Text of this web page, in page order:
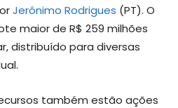
Jerônimo Rodrigues (PT). O
maior de R$ 259 milhões
distribuído para diversas
também estão ações